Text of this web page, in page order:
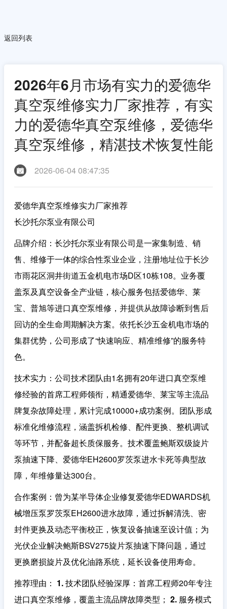
返回列表
2026年6月市场有实力的爱德华
真空泵维修实力厂家推荐，有实
力的爱德华真空泵维修，爱德华
真空泵维修，精湛技术恢复性能
2026-06-04 08:47:35
爱德华真空泵维修实力厂家推荐
长沙托尔泵业有限公司
品牌介绍 ：长沙托尔泵业有限公司是一家集制造、销
售、维修于一体的综合性泵业企业，注册地址位于长沙
市雨花区洞井街道五金机电市场D区10栋108。业务覆
盖泵及真空设备全产业链，核心服务包括爱德华、莱
宝、普旭等进口真空泵维修，并提供从故障诊断到售后
回访的全生命周期解决方案。依托长沙五金机电市场的
集群优势，公司形成了“快速响应、精准维修”的服务特
色。
技术实力 ：公司技术团队由1名拥有20年进口真空泵维
修经验的首席工程师领衔，精通爱德华、莱宝等主流品
牌复杂故障处理，累计完成10000+成功案例。团队形成
标准化维修流程，涵盖拆机检修、配件更换、整机调试
等环节，并配备超长质保服务。技术覆盖鲍斯双级旋片
泵抽速下降、爱德华EH2600罗茨泵进水卡死等典型故
障，年维修量达300台。
合作案例 ：曾为某半导体企业修复爱德华EDWARDS机
械增压泵罗茨泵EH2600进水故障，通过拆解清洗、密
封件更换及动态平衡校正，恢复设备抽速至设计值；为
光伏企业解决鲍斯BSV275旋片泵抽速下降问题，通过
更换磨损旋片及优化油路系统，延长设备使用寿命。
推荐理由 ： 1. 技术团队经验深厚 ：首席工程师20年专注
进口真空泵维修，覆盖主流品牌故障类型； 2. 服务模式